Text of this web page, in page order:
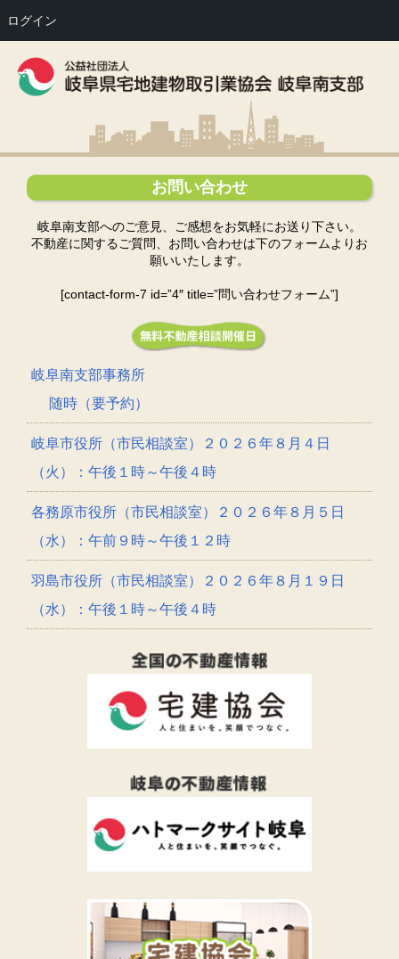
お問い合わせ
岐阜南支部へのご意見、ご感想をお気軽にお送り下さい。
不動産に関するご質問、お問い合わせは下のフォームよりお
願いいたします。
[contact-form-7 id=”4″ title=”問い合わせフォーム”]
岐阜南支部事務所
随時（要予約）
岐阜市役所（市民相談室）２０２６年８月４日
（火）：午後１時～午後４時
各務原市役所（市民相談室）２０２６年８月５日
（水）：午前９時～午後１２時
羽島市役所（市民相談室）２０２６年８月１９日
（水）：午後１時～午後４時
ログイン